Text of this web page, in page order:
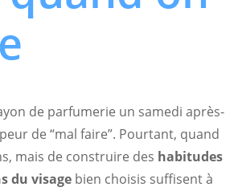
de parfumerie un samedi après-
de “mal faire”. Pourtant, quand
mais de construire des habitudes
du visage bien choisis suffisent à